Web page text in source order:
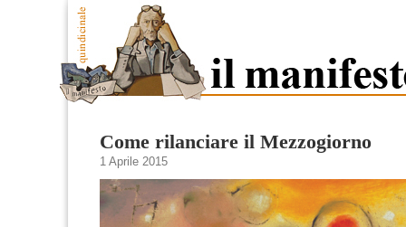
Come rilanciare il Mezzogiorno
1 Aprile 2015